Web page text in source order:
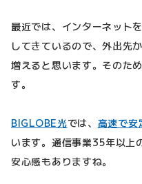
最近では、インターネット
してきているので、外出先
増えると思います。そのた
す。
BIGLOBE光では、 高速で
います。通信事業35年以上
安心感もありますね。